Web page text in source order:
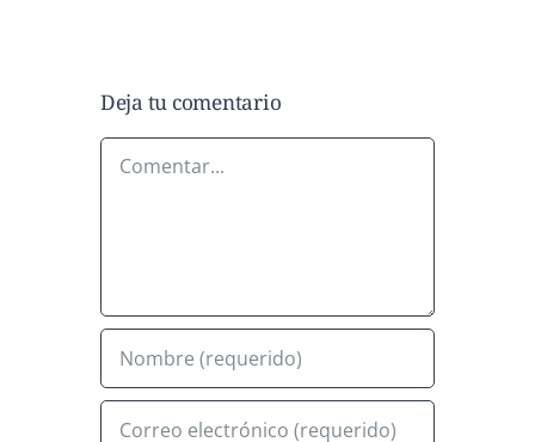
Deja tu comentario
Comentar